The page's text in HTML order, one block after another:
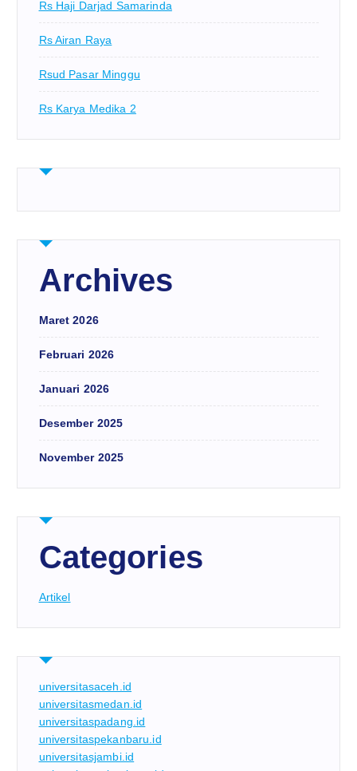
Rs Haji Darjad Samarinda
Rs Airan Raya
Rsud Pasar Minggu
Rs Karya Medika 2
Archives
Maret 2026
Februari 2026
Januari 2026
Desember 2025
November 2025
Categories
Artikel
universitasaceh.id
universitasmedan.id
universitaspadang.id
universitaspekanbaru.id
universitasjambi.id